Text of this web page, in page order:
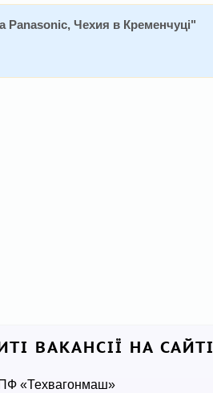
Рanasonic, Чехия в Кременчуці"
ВАКАНСІЇ НА САЙТІ
«Техвагонмаш»